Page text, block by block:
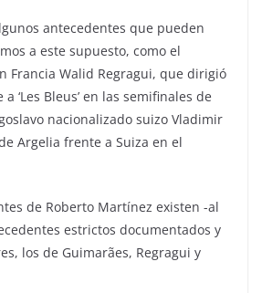
antecedentes que pueden
a este supuesto, como el
Francia Walid Regragui, que dirigió
‘Les Bleus’ en las semifinales de
nacionalizado suizo Vladimir
Argelia frente a Suiza en el
de Roberto Martínez existen -al
estrictos documentados y
los de Guimarães, Regragui y